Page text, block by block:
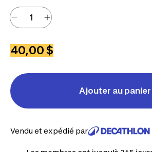
40,00 $
Ajouter au panier
Vendu et expédié par